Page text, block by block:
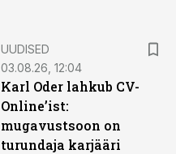
UUDISED
03.08.26, 12:04
Karl Oder lahkub CV-
Online’ist:
mugavustsoon on
turundaja karjääri